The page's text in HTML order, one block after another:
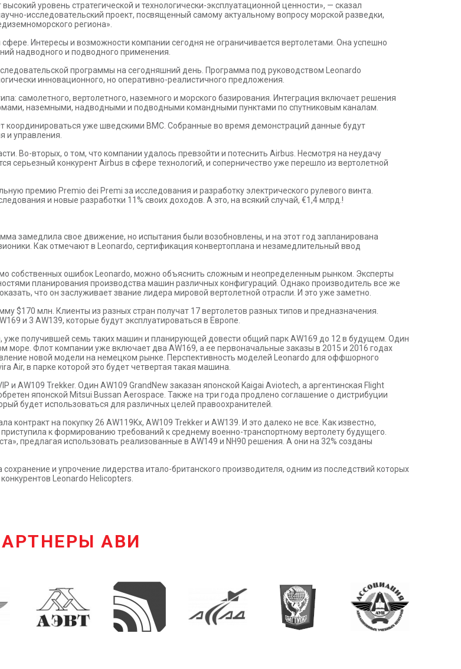
уровень стратегической и технологически-эксплуатационной ценности», — сказал
исследовательский проект, посвященный самому актуальному вопросу морской разведки,
региона».
Интересы и возможности компании сегодня не ограничивается вертолетами. Она успешно
надводного и подводного применения.
программы на сегодняшний день. Программа под руководством Leonardo
инновационного, но оперативно-реалистичного предложения.
самолетного, вертолетного, наземного и морского базирования. Интеграция включает решения
наземными, надводными и подводными командными пунктами по спутниковым каналам.
координироваться уже шведскими ВМС. Собранные во время демонстраций данные будут
и управления.
Во-вторых, о том, что компании удалось превзойти и потеснить Airbus. Несмотря на неудачу
серьезный конкурент Airbus в сфере технологий, и соперничество уже перешло из вертолетной
премию Premio dei Premi за исследования и разработку электрического рулевого винта.
и новые разработки 11% своих доходов. А это, на всякий случай, €1,4 млрд.!
замедлила свое движение, но испытания были возобновлены, и на этот год запланирована
Как отмечают в Leonardo, сертификация конвертоплана и незамедлительный ввод
собственных ошибок Leonardo, можно объяснить сложным и неопределенным рынком. Эксперты
планирования производства машин различных конфигураций. Однако производитель все же
что он заслуживает звание лидера мировой вертолетной отрасли. И это уже заметно.
$170 млн. Клиенты из разных стран получат 17 вертолетов разных типов и предназначения.
и 3 AW139, которые будут эксплуатироваться в Европе.
уже получившей семь таких машин и планирующей довести общий парк AW169 до 12 в будущем. Один
море. Флот компании уже включает два AW169, а ее первоначальные заказы в 2015 и 2016 годах
новой модели на немецком рынке. Перспективность моделей Leonardo для оффшорного
Air, в парке которой это будет четвертая такая машина.
и AW109 Trekker. Один AW109 GrandNew заказан японской Kaigai Aviotech, а аргентинская Flight
японской Mitsui Bussan Aerospace. Также на три года продлено соглашение о дистрибуции
будет использоваться для различных целей правоохранителей.
контракт на покупку 26 AW119Kx, AW109 Trekker и AW139. И это далеко не все. Как известно,
к формированию требований к среднему военно-транспортному вертолету будущего.
предлагая использовать реализованные в AW149 и NH90 решения. А они на 32% созданы
и упрочение лидерства итало-британского производителя, одним из последствий которых
Leonardo Helicopters.
АВИ